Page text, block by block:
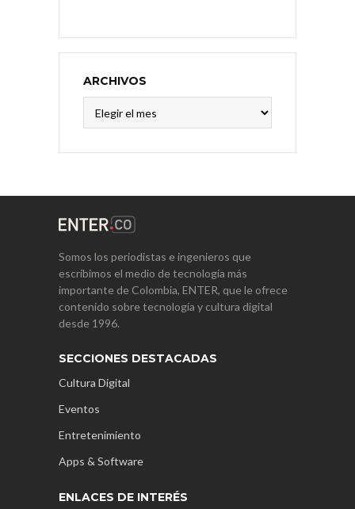
ARCHIVOS
Somos los periodistas e ingenieros que
escribimos el medio de tecnología más
importante de Colombia, ENTER, que le ofrece
contenido sobre tecnología y cultura digital
desde 1996.
SECCIONES DESTACADAS
Cultura Digital
Eventos
Entretenimiento
Apps & Software
ENLACES DE INTERÉS